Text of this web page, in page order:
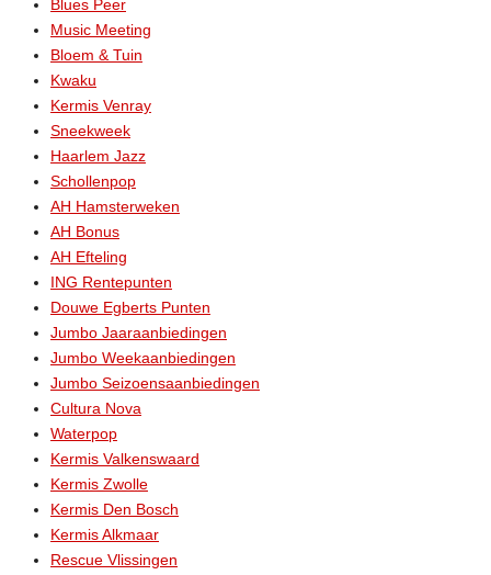
Blues Peer
Music Meeting
Bloem & Tuin
Kwaku
Kermis Venray
Sneekweek
Haarlem Jazz
Schollenpop
AH Hamsterweken
AH Bonus
AH Efteling
ING Rentepunten
Douwe Egberts Punten
Jumbo Jaaraanbiedingen
Jumbo Weekaanbiedingen
Jumbo Seizoensaanbiedingen
Cultura Nova
Waterpop
Kermis Valkenswaard
Kermis Zwolle
Kermis Den Bosch
Kermis Alkmaar
Rescue Vlissingen